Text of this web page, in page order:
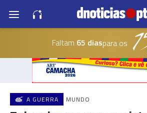
Faltam 65 diaspara os
A GUERRA MUNDO